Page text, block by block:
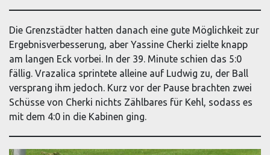
Die Grenzstädter hatten danach eine gute Möglichkeit zur
Ergebnisverbesserung, aber Yassine Cherki zielte knapp
am langen Eck vorbei. In der 39. Minute schien das 5:0
fällig. Vrazalica sprintete alleine auf Ludwig zu, der Ball
versprang ihm jedoch. Kurz vor der Pause brachten zwei
Schüsse von Cherki nichts Zählbares für Kehl, sodass es
mit dem 4:0 in die Kabinen ging.